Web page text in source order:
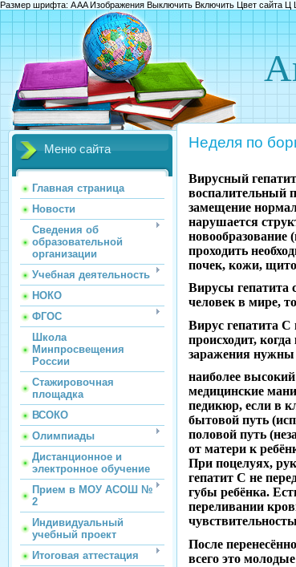
Размер шрифта: AAAИзображения Выключить Включить Цвет сайта Ц
Меню сайта
Главная страница
Новости
Сведения об
образовательной
организации
Учебная деятельность
НОКО
ФГОС
Школа
Минпросвещения
России
Стажировочная
площадка
ВСОКО
Олимпиады
Дистанционное и
электронное обучение
Прием в МОУ АСОШ №
2
Индивидуальный
учебный проект
Итоговая аттестация
Неделя по
Вирусный
воспалительный
замещение
нарушается
новообразование
проходить
почек, кожи,
Вирусы гепатита
человек в мире,
Вирус гепатита С
происходит,
заражения
наиболее
медицинские
педикюр, если в
бытовой путь
половой путь
от матери к
При поцелуях,
гепатит С не
губы ребёнка.
переливании
После
всего это